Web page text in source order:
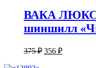
ВАКА ЛЮКС
шиншилл
375₽ Первоначальная
356 ₽Текущая